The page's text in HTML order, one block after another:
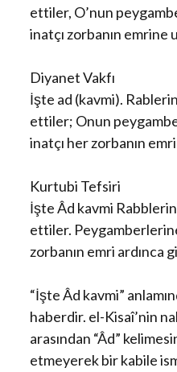
Ezidilik
Hinduizm
ettiler, O’nun
inatçı zorbanın emrine
Diyanet Vakfı
İşte ad (kavmi).
ettiler; Onun
inatçı her zorbanın
Kurtubi Tefsiri
İşte Âd kavmi
ettiler.
zorbanın emri ardınca
“İşte Âd kavmi”
haberdir. el-Kisaî’nin
arasından “Âd”
etmeyerek bir kabile